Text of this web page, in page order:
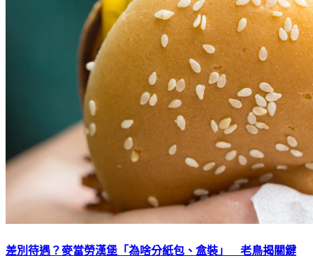
差別待遇？麥當勞漢堡「為啥分紙包、盒裝」 老鳥揭關鍵